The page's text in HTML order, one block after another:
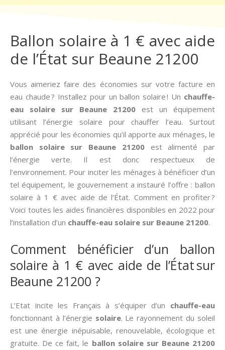
Ballon solaire à 1 € avec aide
de l’État sur Beaune 21200
Vous aimeriez faire des économies sur votre facture en
eau chaude ? Installez pour un ballon solaire ! Un chauffe-
eau solaire sur Beaune 21200 est un équipement
utilisant l’énergie solaire pour chauffer l’eau. Surtout
apprécié pour les économies qu’il apporte aux ménages, le
ballon solaire sur Beaune 21200 est alimenté par
l’énergie verte. Il est donc respectueux de
l’environnement. Pour inciter les ménages à bénéficier d’un
tel équipement, le gouvernement a instauré l’offre : ballon
solaire à 1 € avec aide de l’État. Comment en profiter ?
Voici toutes les aides financières disponibles en 2022 pour
l’installation d’un chauffe-eau solaire sur Beaune 21200.
Comment bénéficier d’un ballon
solaire à 1 € avec aide de l’État sur
Beaune 21200 ?
L’Etat incite les Français à s’équiper d’un chauffe-eau
fonctionnant à l’énergie solaire. Le rayonnement du soleil
est une énergie inépuisable, renouvelable, écologique et
gratuite. De ce fait, le ballon solaire sur Beaune 21200